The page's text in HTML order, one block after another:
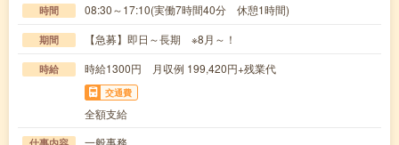
時間 08:30～17:10(実働7時間40分 休憩1時間)
期間 【急募】即日～長期 ※8月～！
時給 時給1300円 月収例 199,420円+残業代
交通費
全額支給
一般事務